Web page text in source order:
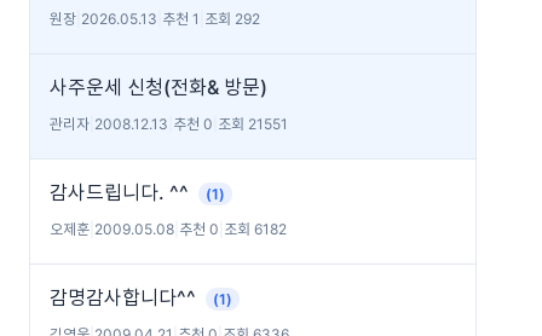
원장 2026.05.13 추천 1 조회 292
사주운세 신청(전화& 방문)
관리자 2008.12.13 추천 0 조회 21551
감사드립니다. ^^
(1)
오제훈 2009.05.08 추천 0 조회 6182
감명감사합니다^^
(1)